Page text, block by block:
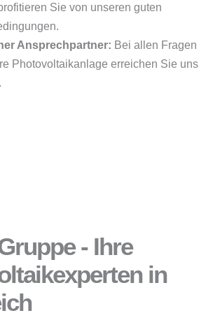
Sie von unseren guten
Ansprechpartner: Bei allen Fragen
Photovoltaikanlage erreichen Sie uns
- Ihre
in